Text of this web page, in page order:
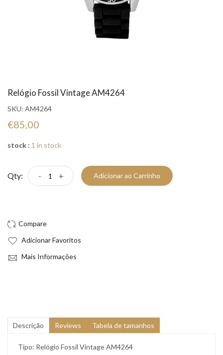
Relógio Fossil Vintage AM4264
SKU: AM4264
€85,00
stock : 1 in stock
Qty: - + Adicionar ao Carrinho
Adicionar Favoritos
Mais Informações
Descrição Reviews Tabela de tamanhos
Tipo: Relógio Fossil Vintage AM4264